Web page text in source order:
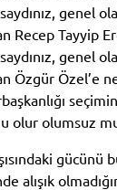
genel
Recep Tayyip
genel
Özgür Özel’e
olur olumsuz
gücünü
alışık